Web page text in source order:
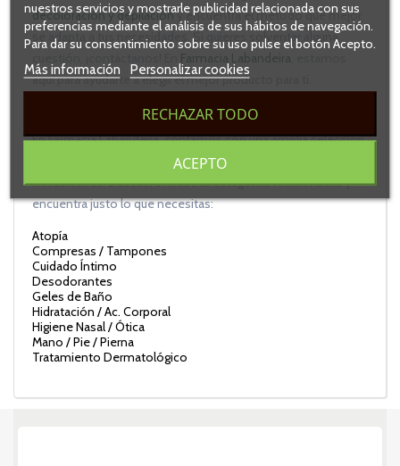
decoloración y depilacióny encuentra el método que mejor
se adapta a tus necesidades. Si quieres solventar alguna
Farmacia Labandeira
aquí para ayudarte a elegir el mejor producto para ti.
Explora más categorías de Higiene Corporal
En Farmacia Labandeira, contamos con una amplia selección
higiene corporalque se adaptan a todas tus
necesidades. Descubre nuestras categorías relacionadas y
encuentra justo lo que necesitas:
Atopía
Compresas / Tampones
Cuidado Íntimo
Desodorantes
Geles de Baño
Hidratación / Ac. Corporal
Higiene Nasal / Ótica
Mano / Pie / Pierna
Tratamiento Dermatológico
nuestros servicios y mostrarle publicidad relacionada con sus
preferencias mediante el análisis de sus hábitos de navegación.
Para dar su consentimiento sobre su uso pulse el botón Acepto.
Más información
Personalizar cookies
RECHAZAR TODO
ACEPTO